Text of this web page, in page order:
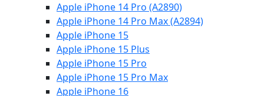
Apple iPhone 14 Pro (A2890)
Apple iPhone 14 Pro Max (A2894)
Apple iPhone 15
Apple iPhone 15 Plus
Apple iPhone 15 Pro
Apple iPhone 15 Pro Max
Apple iPhone 16